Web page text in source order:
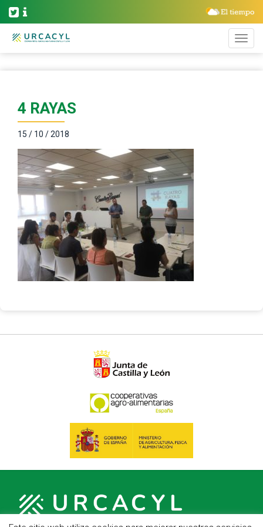
4 RAYAS
15 / 10 / 2018